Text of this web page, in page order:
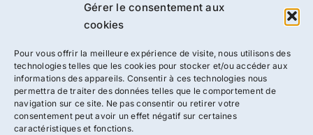
Gérer le consentement aux
cookies
Pour vous offrir la meilleure expérience de visite, nous utilisons des
technologies telles que les cookies pour stocker et/ou accéder aux
informations des appareils. Consentir à ces technologies nous
permettra de traiter des données telles que le comportement de
navigation sur ce site. Ne pas consentir ou retirer votre
consentement peut avoir un effet négatif sur certaines
caractéristiques et fonctions.
Cliquez sur « J’accepte » pour activer
J’accepte